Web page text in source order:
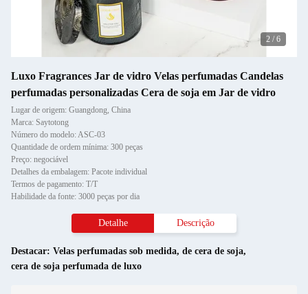
3 / 6
Luxo Fragrances Jar de vidro Velas perfumadas Candelas
perfumadas personalizadas Cera de soja em Jar de vidro
Lugar de origem: Guangdong, China
Marca: Saytotong
Número do modelo: ASC-03
Quantidade de ordem mínima: 300 peças
Preço: negociável
Detalhes da embalagem: Pacote individual
Termos de pagamento: T/T
Habilidade da fonte: 3000 peças por dia
Detalhe Descrição
Destacar: Velas perfumadas sob medida, de cera de soja,
cera de soja perfumada de luxo